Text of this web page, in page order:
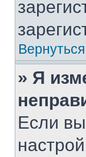
» Я
Если